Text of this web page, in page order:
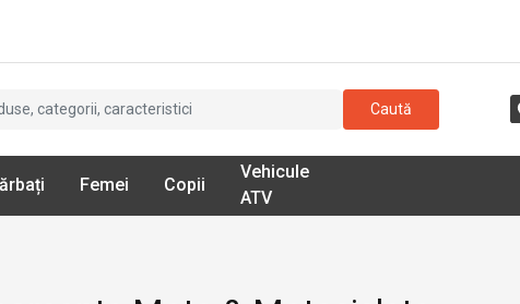
Caută
Femei Copii
Vehicule
ATV